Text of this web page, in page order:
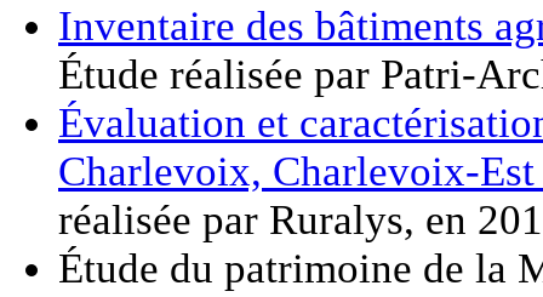
Inventaire des bâtiments
Étude réalisée par Patri-
Évaluation et
Charlevoix, Charlevoix-
réalisée par Ruralys, en
Étude du patrimoine de la